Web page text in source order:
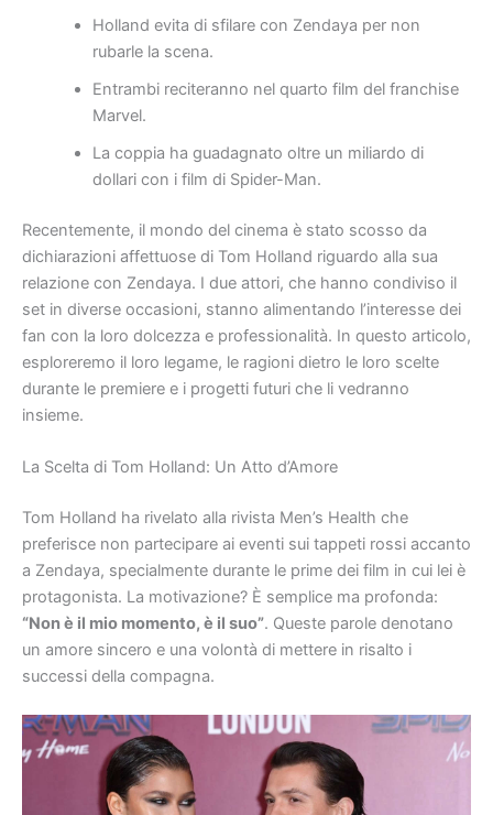
Holland evita di sfilare con Zendaya per non
rubarle la scena.
Entrambi reciteranno nel quarto film del franchise
Marvel.
La coppia ha guadagnato oltre un miliardo di
dollari con i film di Spider-Man.
Recentemente, il mondo del cinema è stato scosso da
dichiarazioni affettuose di Tom Holland riguardo alla sua
relazione con Zendaya. I due attori, che hanno condiviso il
set in diverse occasioni, stanno alimentando l’interesse dei
fan con la loro dolcezza e professionalità. In questo articolo,
esploreremo il loro legame, le ragioni dietro le loro scelte
durante le premiere e i progetti futuri che li vedranno
insieme.
La Scelta di Tom Holland: Un Atto d’Amore
Tom Holland ha rivelato alla rivista Men’s Health che
preferisce non partecipare ai eventi sui tappeti rossi accanto
a Zendaya, specialmente durante le prime dei film in cui lei è
protagonista. La motivazione? È semplice ma profonda:
“Non è il mio momento, è il suo”. Queste parole denotano
un amore sincero e una volontà di mettere in risalto i
successi della compagna.